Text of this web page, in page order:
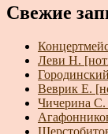
Свежие
Леви Н.
Веврик Е.
Чичерина С.